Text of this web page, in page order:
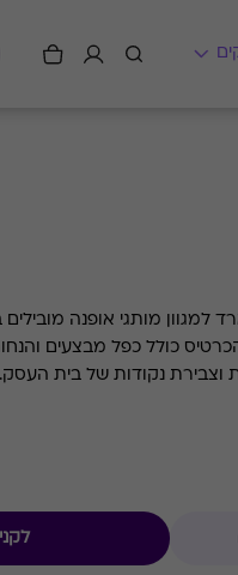
למגוון מותגי אופנה
כולל כפל מבצעים